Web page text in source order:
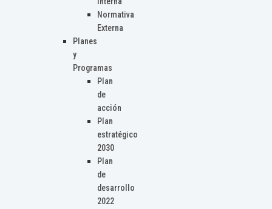
Normativa
Externa
Planes
y
Programas
Plan
de
acción
Plan
estratégico
2030
Plan
de
desarrollo
2022